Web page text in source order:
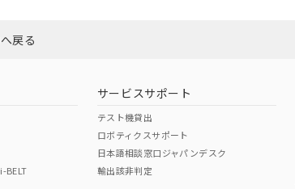
リカ
戻る
BELT
サービスサポート
テスト機貸出
ロボティクスサポート
日本語相談窓口ジャパンデスク
輸出該非判定